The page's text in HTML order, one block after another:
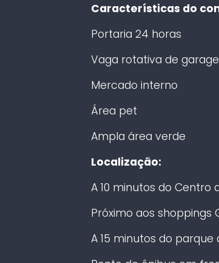
Características do
Portaria 24 horas
Vaga rotativa de
Mercado interno
Área pet
Ampla área verde
Localização:
A 10 minutos do Centro
Próximo aos shoppings
A 15 minutos do